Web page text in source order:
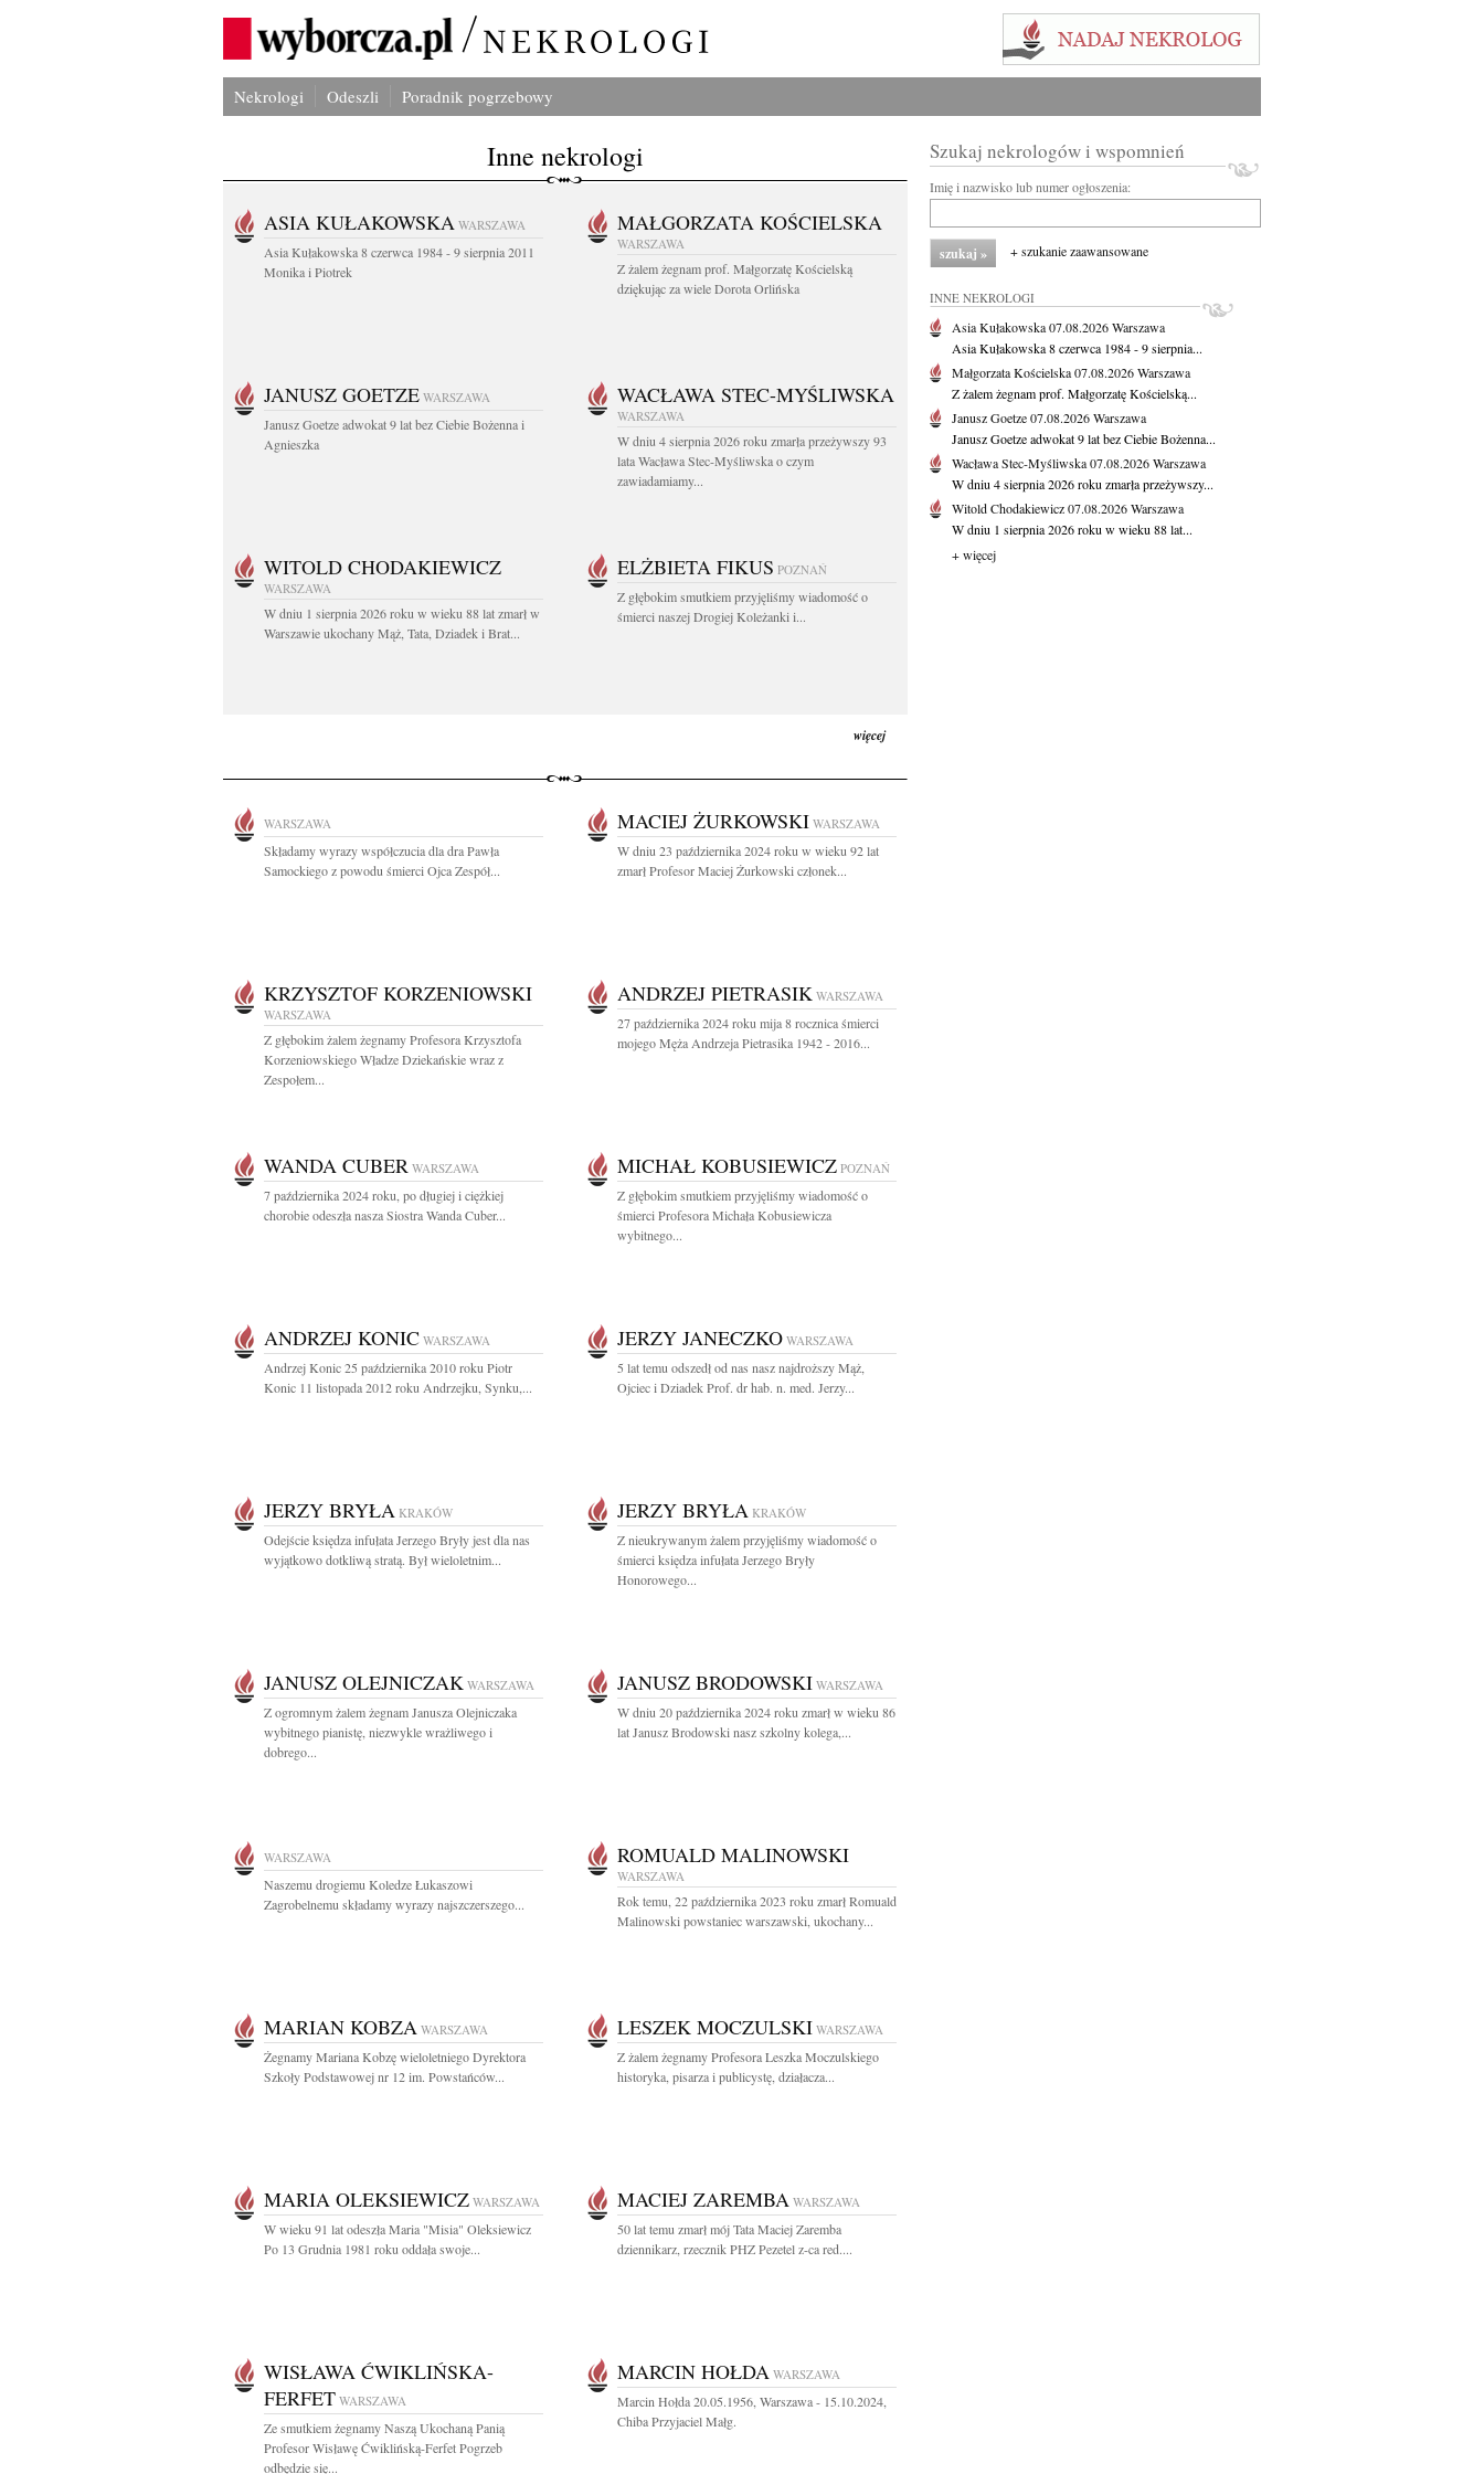
Nekrologi Odeszli Poradnik pogrzebowy
Inne nekrologi
ASIA KUŁAKOWSKA WARSZAWA
Asia Kułakowska 8 czerwca 1984 - 9 sierpnia 2011
Monika i Piotrek
MAŁGORZATA KOŚCIELSKA
WARSZAWA
Z żalem żegnam prof. Małgorzatę Kościelską
dziękując za wiele Dorota Orlińska
JANUSZ GOETZE WARSZAWA
Janusz Goetze adwokat 9 lat bez Ciebie Bożenna i
Agnieszka
WACŁAWA STEC-MYŚLIWSKA
WARSZAWA
W dniu 4 sierpnia 2026 roku zmarła przeżywszy 93
lata Wacława Stec-Myśliwska o czym
zawiadamiamy...
WITOLD CHODAKIEWICZ
WARSZAWA
W dniu 1 sierpnia 2026 roku w wieku 88 lat zmarł w
Warszawie ukochany Mąż, Tata, Dziadek i Brat...
ELŻBIETA FIKUS POZNAŃ
Z głębokim smutkiem przyjęliśmy wiadomość o
śmierci naszej Drogiej Koleżanki i...
więcej
WARSZAWA
Składamy wyrazy współczucia dla dra Pawła
Samockiego z powodu śmierci Ojca Zespół...
MACIEJ ŻURKOWSKI WARSZAWA
W dniu 23 października 2024 roku w wieku 92 lat
zmarł Profesor Maciej Żurkowski członek...
KRZYSZTOF KORZENIOWSKI
WARSZAWA
Z głębokim żalem żegnamy Profesora Krzysztofa
Korzeniowskiego Władze Dziekańskie wraz z
Zespołem...
ANDRZEJ PIETRASIK WARSZAWA
27 października 2024 roku mija 8 rocznica śmierci
mojego Męża Andrzeja Pietrasika 1942 - 2016...
WANDA CUBER WARSZAWA
7 października 2024 roku, po długiej i ciężkiej
chorobie odeszła nasza Siostra Wanda Cuber...
MICHAŁ KOBUSIEWICZ POZNAŃ
Z głębokim smutkiem przyjęliśmy wiadomość o
śmierci Profesora Michała Kobusiewicza
wybitnego...
ANDRZEJ KONIC WARSZAWA
Andrzej Konic 25 października 2010 roku Piotr
Konic 11 listopada 2012 roku Andrzejku, Synku,...
JERZY JANECZKO WARSZAWA
5 lat temu odszedł od nas nasz najdroższy Mąż,
Ojciec i Dziadek Prof. dr hab. n. med. Jerzy...
JERZY BRYŁA KRAKÓW
Odejście księdza infułata Jerzego Bryły jest dla nas
wyjątkowo dotkliwą stratą. Był wieloletnim...
JERZY BRYŁA KRAKÓW
Z nieukrywanym żalem przyjęliśmy wiadomość o
śmierci księdza infułata Jerzego Bryły
Honorowego...
JANUSZ OLEJNICZAK WARSZAWA
Z ogromnym żalem żegnam Janusza Olejniczaka
wybitnego pianistę, niezwykle wrażliwego i
dobrego...
JANUSZ BRODOWSKI WARSZAWA
W dniu 20 października 2024 roku zmarł w wieku 86
lat Janusz Brodowski nasz szkolny kolega,...
WARSZAWA
Naszemu drogiemu Koledze Łukaszowi
Zagrobelnemu składamy wyrazy najszczerszego...
ROMUALD MALINOWSKI
WARSZAWA
Rok temu, 22 października 2023 roku zmarł Romuald
Malinowski powstaniec warszawski, ukochany...
MARIAN KOBZA WARSZAWA
Żegnamy Mariana Kobzę wieloletniego Dyrektora
Szkoły Podstawowej nr 12 im. Powstańców...
LESZEK MOCZULSKI WARSZAWA
Z żalem żegnamy Profesora Leszka Moczulskiego
historyka, pisarza i publicystę, działacza...
MARIA OLEKSIEWICZ WARSZAWA
W wieku 91 lat odeszła Maria "Misia" Oleksiewicz
Po 13 Grudnia 1981 roku oddała swoje...
MACIEJ ZAREMBA WARSZAWA
50 lat temu zmarł mój Tata Maciej Zaremba
dziennikarz, rzecznik PHZ Pezetel z-ca red....
WISŁAWA ĆWIKLIŃSKA-
FERFET WARSZAWA
Ze smutkiem żegnamy Naszą Ukochaną Panią
Profesor Wisławę Ćwiklińską-Ferfet Pogrzeb
odbędzie się...
MARCIN HOŁDA WARSZAWA
Marcin Hołda 20.05.1956, Warszawa - 15.10.2024,
Chiba Przyjaciel Małg.
Szukaj nekrologów i wspomnień
Imię i nazwisko lub numer ogłoszenia:
+ szukanie zaawansowane
INNE NEKROLOGI
Asia Kułakowska07.08.2026Warszawa
Asia Kułakowska 8 czerwca 1984 - 9 sierpnia...
Małgorzata Kościelska07.08.2026Warszawa
Z żalem żegnam prof. Małgorzatę Kościelską...
Janusz Goetze07.08.2026Warszawa
Janusz Goetze adwokat 9 lat bez Ciebie Bożenna...
Wacława Stec-Myśliwska07.08.2026Warszawa
W dniu 4 sierpnia 2026 roku zmarła przeżywszy...
Witold Chodakiewicz07.08.2026Warszawa
W dniu 1 sierpnia 2026 roku w wieku 88 lat...
+ więcej